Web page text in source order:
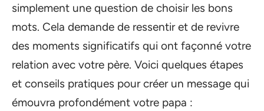
simplement une question de choisir les bons
mots. Cela demande de ressentir et de revivre
des moments significatifs qui ont façonné votre
relation avec votre père. Voici quelques étapes
et conseils pratiques pour créer un message qui
émouvra profondément votre papa :